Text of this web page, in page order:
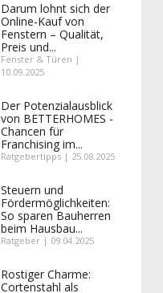
Darum lohnt sich der
Online-Kauf von
Fenstern – Qualität,
Preis und...
Fenster & Türen |
10.09.2025
Der Potenzialausblick
von BETTERHOMES -
Chancen für
Franchising im...
Ratgebertipps | 25.08.2025
Steuern und
Fördermöglichkeiten:
So sparen Bauherren
beim Hausbau...
Ratgeber | 09.04.2025
Rostiger Charme:
Cortenstahl als